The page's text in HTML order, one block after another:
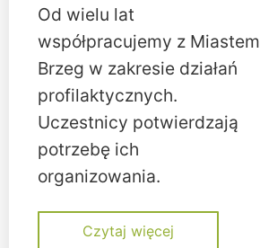
Od wielu lat
współpracujemy z Miastem
Brzeg w zakresie działań
profilaktycznych.
Uczestnicy potwierdzają
potrzebę ich
organizowania.
Czytaj więcej